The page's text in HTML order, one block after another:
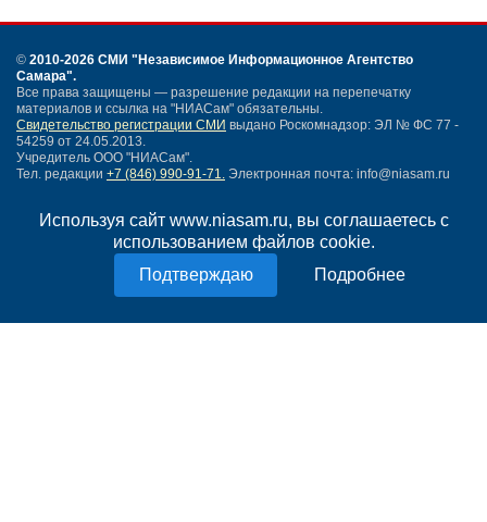
Используя сайт www.niasam.ru, вы соглашаетесь с
использованием файлов cookie.
Подробнее
© 2010-2026 СМИ "Независимое Информационное Агентство
Самара".
Все права защищены — разрешение редакции на перепечатку
материалов и ссылка на "НИАСам" обязательны.
Свидетельство регистрации СМИ выдано Роскомнадзор: ЭЛ № ФС 77 -
54259 от 24.05.2013.
Учредитель ООО "НИАСам".
Тел. редакции +7 (846) 990-91-71. Электронная почта: info@niasam.ru
Карта сайта
Нашли ошибку?
Политика конфиденциальности
Согласие на обработку персональных данных